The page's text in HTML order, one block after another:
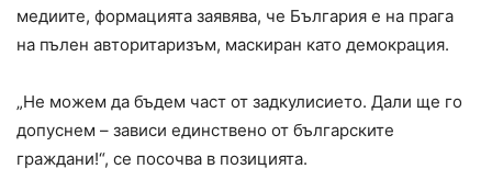
медиите, формацията заявява, че България е на прага
на пълен авторитаризъм, маскиран като демокрация.
„Не можем да бъдем част от задкулисието. Дали ще го
допуснем – зависи единствено от българските
граждани!“, се посочва в позицията.